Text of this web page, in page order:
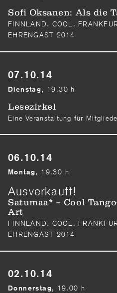
Sofi Oksanen: Als die
FINNLAND. COOL.
EHRENGAST 2014
07.10.14
Dienstag, 19.30 h
Lesezirkel
Eine Veranstaltung für
06.10.14
Montag, 19.30 h
Ausverkauft!
Satumaa* – Cool
Art
FINNLAND. COOL.
EHRENGAST 2014
02.10.14
Donnerstag, 19.00 h